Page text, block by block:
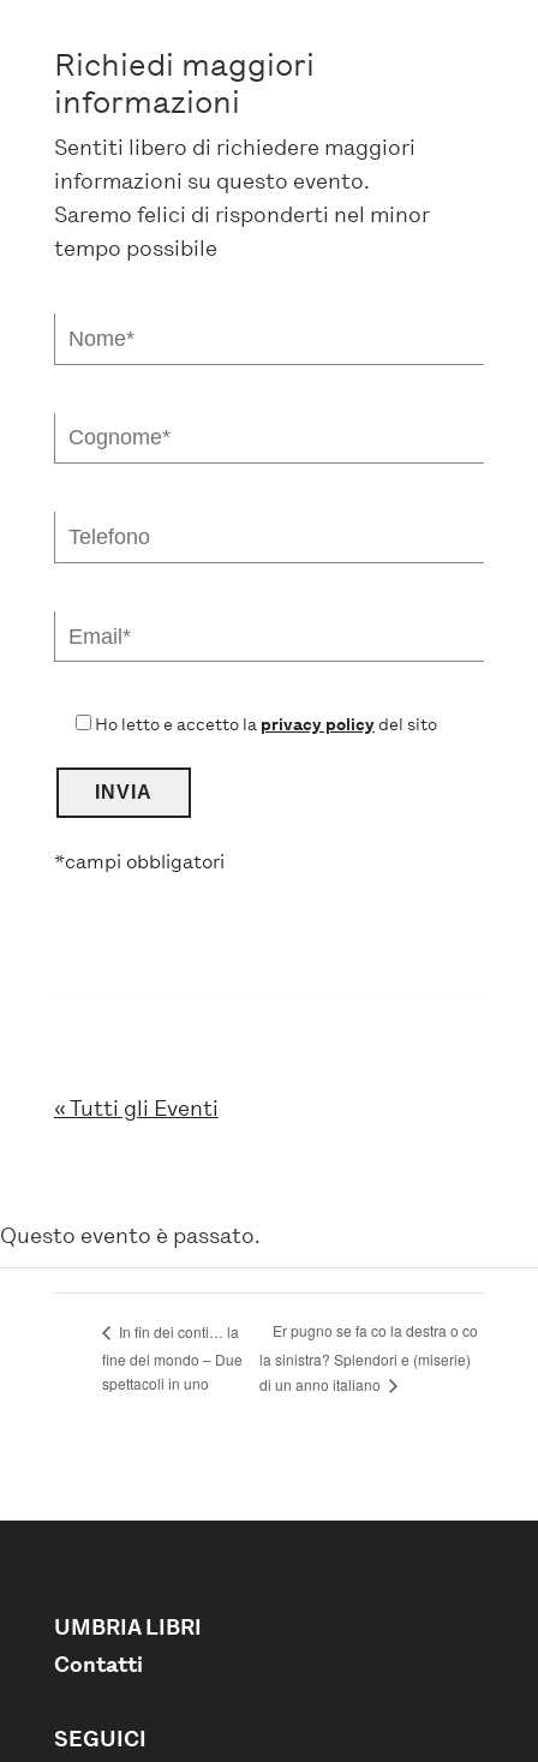
Richiedi maggiori
informazioni
Sentiti libero di richiedere maggiori
informazioni su questo evento.
Saremo felici di risponderti nel minor
tempo possibile
Ho letto e accetto la privacy policydel sito
*campi obbligatori
« Tutti gli Eventi
Questo evento è passato.
In fin dei conti… la
fine del mondo – Due
spettacoli in uno
Er pugno se fa co la destra o co
la sinistra? Splendori e (miserie)
di un anno italiano
UMBRIA LIBRI
Contatti
SEGUICI